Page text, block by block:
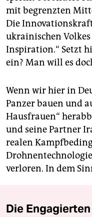
mit begrenzten
Die
ukrainischen
Inspiration.“ Setzt
ein? Man will es
Wenn wir hier in
Panzer bauen und
Hausfrauen“
und seine Partner
realen
verloren. In dem
Die